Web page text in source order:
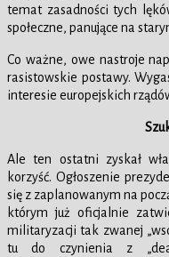
temat zasadności tych
społeczne, panujące na
Co ważne, owe nastroje
rasistowskie postawy.
interesie europejskich
Ale ten ostatni zyskał
korzyść. Ogłoszenie
się z zaplanowanym na
którym już oficjalnie
militaryzacji tak zwanej
tu do czynienia z